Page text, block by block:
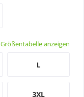
Größentabelle anzeigen
L
3XL